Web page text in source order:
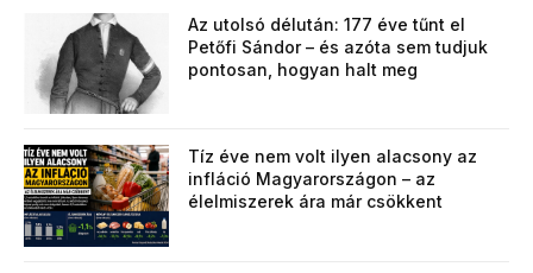
Az utolsó délután: 177 éve tűnt el
Petőfi Sándor – és azóta sem tudjuk
pontosan, hogyan halt meg
Tíz éve nem volt ilyen alacsony az
infláció Magyarországon – az
élelmiszerek ára már csökkent